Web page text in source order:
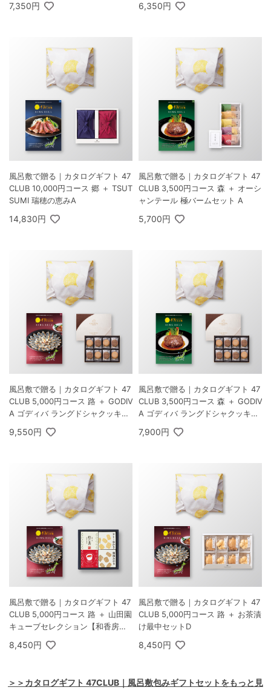
7,350円 6,350円
風呂敷で贈る｜カタログギフト 47
CLUB 10,000円コース 郷 ＋ TSUT
SUMI 瑞穂の恵みA
14,830円
風呂敷で贈る｜カタログギフト 47
CLUB 3,500円コース 森 ＋ オーシ
ャンテール 極バームセット A
5,700円
風呂敷で贈る｜カタログギフト 47
CLUB 5,000円コース 路 ＋ GODIV
A ゴディバ ラングドシャクッキー
9,550円
風呂敷で贈る｜カタログギフト 47
CLUB 3,500円コース 森 ＋ GODIV
A ゴディバ ラングドシャクッキー
7,900円
風呂敷で贈る｜カタログギフト 47
CLUB 5,000円コース 路 ＋ 山田園
キューブセレクション【和香房の
8,450円
風呂敷で贈る｜カタログギフト 47
CLUB 5,000円コース 路 ＋ お茶漬
け最中セットD
8,450円
＞＞カタログギフト 47CLUB｜風呂敷包みギフトセットをもっと見